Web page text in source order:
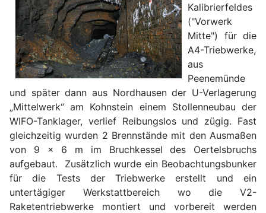
Kalibrierfeldes
("Vorwerk
Mitte") für die
A4-Triebwerke,
aus
Peenemünde
und später dann aus Nordhausen der U-Verlagerung
„Mittelwerk“ am Kohnstein einem Stollenneubau der
WIFO-Tanklager, verlief Reibungslos und zügig. Fast
gleichzeitig wurden 2 Brennstände mit den Ausmaßen
von 9 x 6 m im Bruchkessel des Oertelsbruchs
aufgebaut. Zusätzlich wurde ein Beobachtungsbunker
für die Tests der Triebwerke erstellt und ein
untertägiger Werkstattbereich wo die V2-
Raketentriebwerke montiert und vorbereit werden